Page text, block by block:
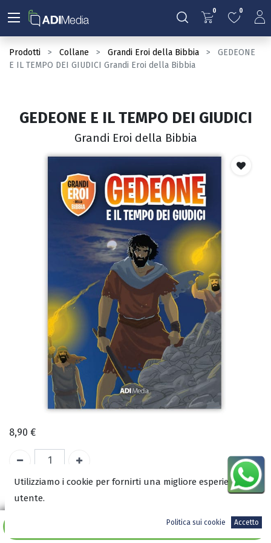
0 0
Prodotti Collane Grandi Eroi della Bibbia
GEDEONE
E IL TEMPO DEI GIUDICI Grandi Eroi della Bibbia
Aggiungi al carrello
GEDEONE E IL TEMPO DEI GIUDICI
Grandi Eroi della Bibbia
8,90 €
A magazzino
9788833060828
Utilizziamo i cookie per fornirti una migliore esperienza
utente.
Politica sui cookie Accetto